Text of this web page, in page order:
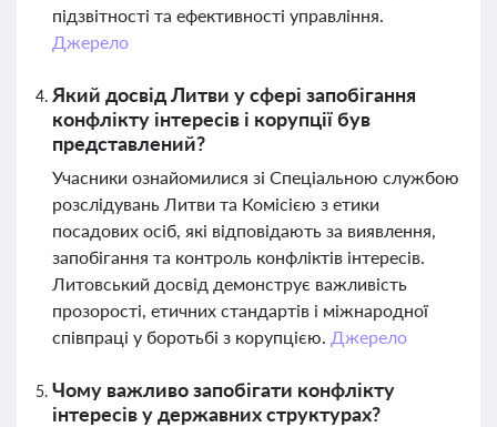
підзвітності та ефективності управління.
Джерело
Який досвід Литви у сфері запобігання
конфлікту інтересів і корупції був
представлений?
Учасники ознайомилися зі Спеціальною службою
розслідувань Литви та Комісією з етики
посадових осіб, які відповідають за виявлення,
запобігання та контроль конфліктів інтересів.
Литовський досвід демонструє важливість
прозорості, етичних стандартів і міжнародної
співпраці у боротьбі з корупцією. Джерело
Чому важливо запобігати конфлікту
інтересів у державних структурах?